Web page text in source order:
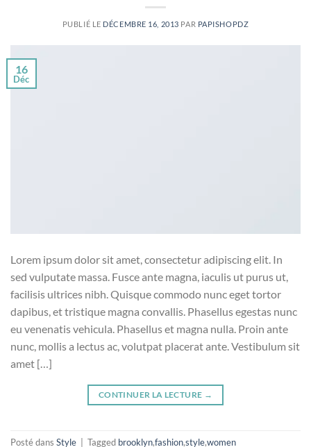
PUBLIÉ LE DÉCEMBRE 16, 2013 PAR PAPISHOPDZ
16
Déc
Lorem ipsum dolor sit amet, consectetur adipiscing elit. In
sed vulputate massa. Fusce ante magna, iaculis ut purus ut,
facilisis ultrices nibh. Quisque commodo nunc eget tortor
dapibus, et tristique magna convallis. Phasellus egestas nunc
eu venenatis vehicula. Phasellus et magna nulla. Proin ante
nunc, mollis a lectus ac, volutpat placerat ante. Vestibulum sit
amet […]
CONTINUER LA LECTURE →
Posté dans Style Tagged brooklyn,fashion,style,women